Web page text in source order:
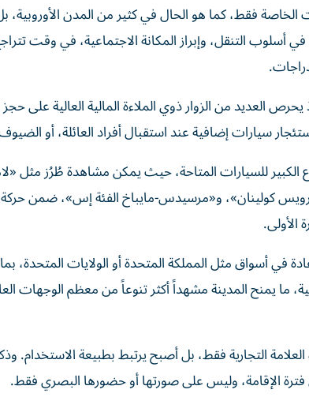
فقط، كما هو الحال في كثير من المدن الأوروبية،
التنقل، وإبراز المكانة الاجتماعية، في وقت
العديد من الزوار ذوي الملاءة المالية العالية على
سيارات إضافية عند استقبال أفراد العائلة، أو
للسيارات المتاحة، حيث يمكن مشاهدة طُرُز مثل
بنتايغا»، و«رولز رويس كولينان»، و«مرسيدس-مايباخ الفئة إس»، ضمن
الأولى.
في أسواق مثل المملكة المتحدة أو الولايات المتحدة،
ما يمنح المدينة مشهداً أكثر تنوعاً من معظم الوجهات
التجارية فقط، بل أصبح يرتبط بطبيعة الاستخدام.
فترة الإقامة، وليس على صورتها أو حضورها البصري فقط.